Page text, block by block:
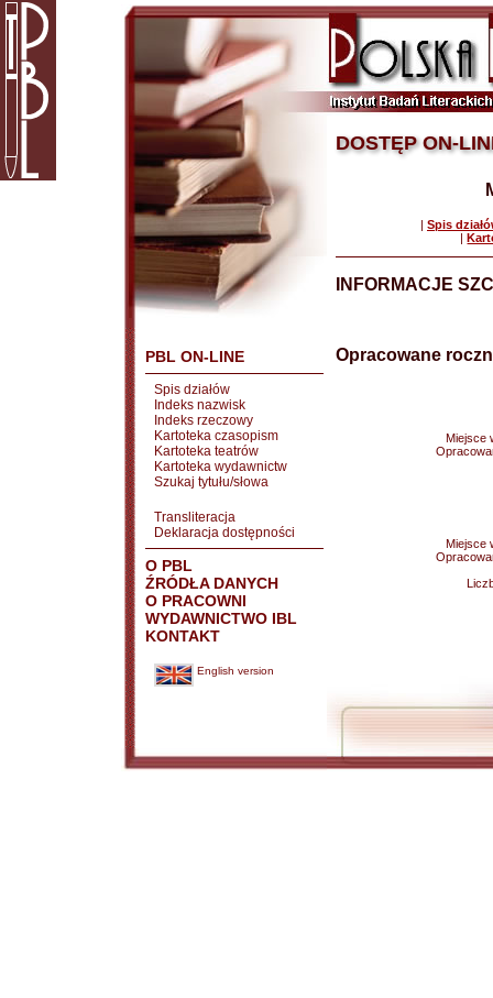
PBL ON-LINE
Spis działów
Indeks nazwisk
Indeks rzeczowy
Kartoteka czasopism
Kartoteka teatrów
Kartoteka wydawnictw
Szukaj tytułu/słowa
Transliteracja
Deklaracja dostępności
O PBL
ŹRÓDŁA DANYCH
O PRACOWNI
WYDAWNICTWO IBL
KONTAKT
English version
DOSTĘP ON-
| Spis
|
INFORMACJE
Opracowane
Miejsce
Miejsce